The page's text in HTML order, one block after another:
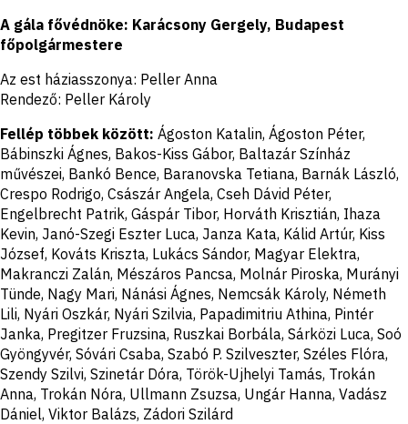
A gála fővédnöke: Karácsony Gergely, Budapest
főpolgármestere
Az est háziasszonya: Peller Anna
Rendező: Peller Károly
Fellép többek között: Ágoston Katalin, Ágoston Péter,
Bábinszki Ágnes, Bakos-Kiss Gábor, Baltazár Színház
művészei, Bankó Bence, Baranovska Tetiana, Barnák László,
Crespo Rodrigo, Császár Angela, Cseh Dávid Péter,
Engelbrecht Patrik, Gáspár Tibor, Horváth Krisztián, Ihaza
Kevin, Janó-Szegi Eszter Luca, Janza Kata, Kálid Artúr, Kiss
József, Kováts Kriszta, Lukács Sándor, Magyar Elektra,
Makranczi Zalán, Mészáros Pancsa, Molnár Piroska, Murányi
Tünde, Nagy Mari, Nánási Ágnes, Nemcsák Károly, Németh
Lili, Nyári Oszkár, Nyári Szilvia, Papadimitriu Athina, Pintér
Janka, Pregitzer Fruzsina, Ruszkai Borbála, Sárközi Luca, Soó
Gyöngyvér, Sóvári Csaba, Szabó P. Szilveszter, Széles Flóra,
Szendy Szilvi, Szinetár Dóra, Török-Ujhelyi Tamás, Trokán
Anna, Trokán Nóra, Ullmann Zsuzsa, Ungár Hanna, Vadász
Dániel, Viktor Balázs, Zádori Szilárd